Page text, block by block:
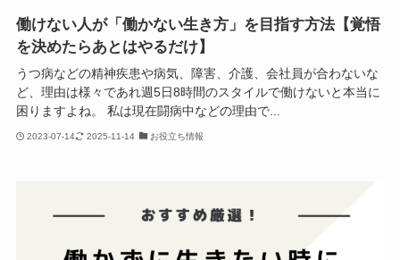
働けない人が「働かない生き方」を目指す方法【覚悟
を決めたらあとはやるだけ】
うつ病などの精神疾患や病気、障害、介護、会社員が合わないな
ど、理由は様々であれ週5日8時間のスタイルで働けないと本当に
困りますよね。 私は現在闘病中などの理由で...
2023-07-14 2025-11-14 お役立ち情報